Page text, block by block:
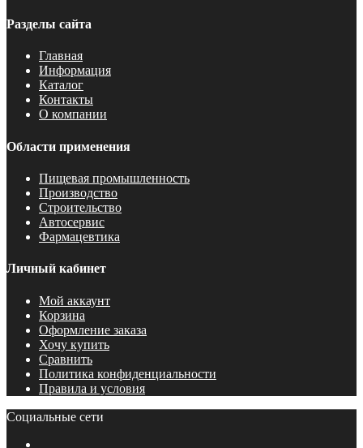
Разделы сайта
Главная
Информация
Каталог
Контакты
О компании
Области применения
Пищевая промышленность
Производство
Строительство
Автосервис
Фармацевтика
Личный кабинет
Мой аккаунт
Корзина
Оформление заказа
Хочу купить
Сравнить
Политика конфиденциальности
Правила и условия
Социальные сети